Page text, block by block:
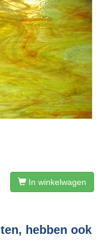
In winkelwagen
hebben ook